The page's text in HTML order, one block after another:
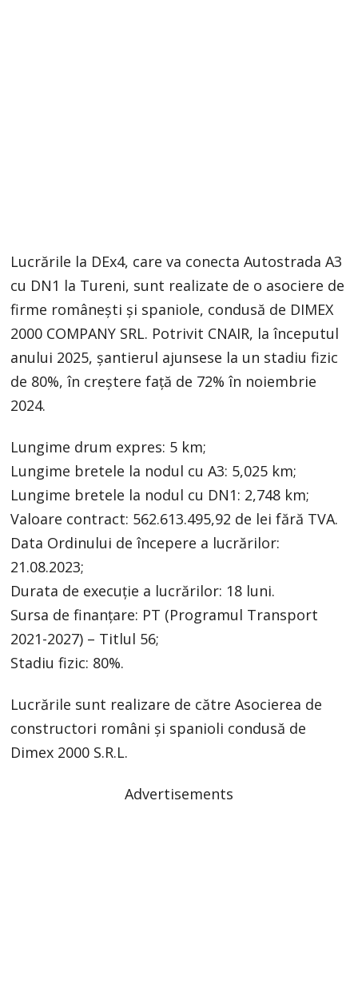
Lucrările la DEx4, care va conecta Autostrada A3
cu DN1 la Tureni, sunt realizate de o asociere de
firme românești și spaniole, condusă de DIMEX
2000 COMPANY SRL. Potrivit CNAIR, la începutul
anului 2025, șantierul ajunsese la un stadiu fizic
de 80%, în creștere față de 72% în noiembrie
2024.
Lungime drum expres: 5 km;
Lungime bretele la nodul cu A3: 5,025 km;
Lungime bretele la nodul cu DN1: 2,748 km;
Valoare contract: 562.613.495,92 de lei fără TVA.
Data Ordinului de începere a lucrărilor:
21.08.2023;
Durata de execuție a lucrărilor: 18 luni.
Sursa de finanțare: PT (Programul Transport
2021-2027) – Titlul 56;
Stadiu fizic: 80%.
Lucrările sunt realizare de către Asocierea de
constructori români și spanioli condusă de
Dimex 2000 S.R.L.
Advertisements